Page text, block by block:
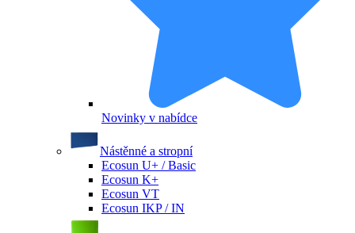
Novinky v nabídce
Nástěnné a stropní
Ecosun U+ / Basic
Ecosun K+
Ecosun VT
Ecosun IKP / IN